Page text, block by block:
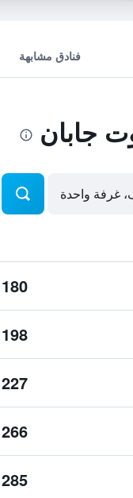
فنادق مشابهة
جابان
180 ﷼
198 ﷼
227 ﷼
266 ﷼
285 ﷼